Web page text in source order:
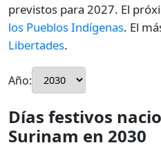
previstos para 2027. El
los Pueblos Indígenas. El
Libertades.
Año:
Días festivos
Surinam en 2030